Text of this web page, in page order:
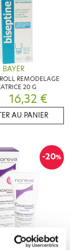
BAYER
REMODELAGE
20 G
16,32 €
AU PANIER
-20%